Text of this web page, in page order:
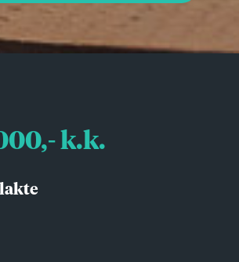
k.k.